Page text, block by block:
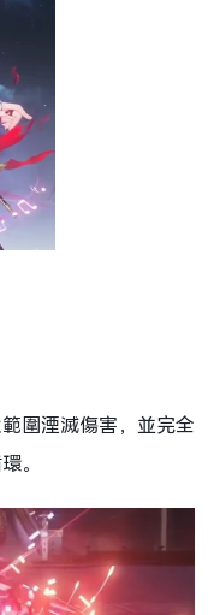
圍湮滅傷害，並完全
。